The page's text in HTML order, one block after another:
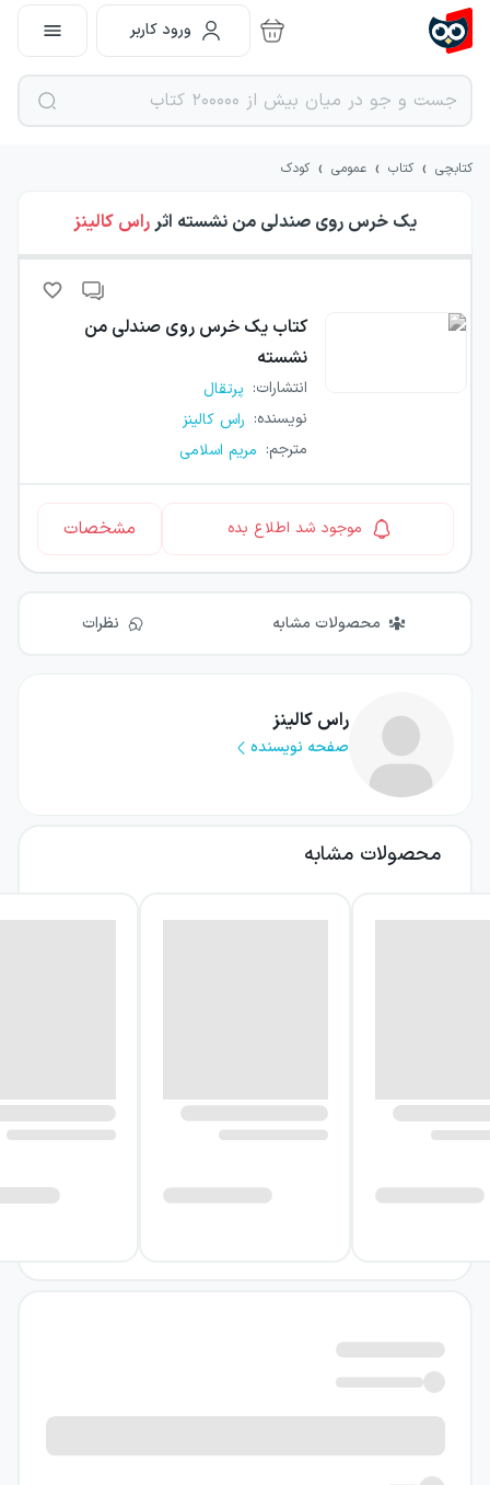
ورود کاربر
کتابچی › کتاب › عمومی › کودک
یک خرس روی صندلی من نشسته اثرراس کالینز
کتاب یک خرس روی صندلی من
نشسته
انتشارات: پرتقال
نویسنده: راس کالینز
مترجم: مریم اسلامی
موجود شد اطلاع بده مشخصات
محصولات مشابه نظرات
راس کالینز
صفحه نویسنده
محصولات مشابه